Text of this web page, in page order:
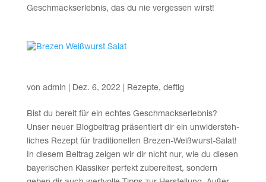
Geschmacks­er­leb­nis, das du nie ver­ges­sen wirst!
von admin Dez. 6, 2022 Rezepte, deftig
Bist du bereit für ein ech­tes Geschmacks­er­leb­nis?
Unser neu­er Blog­bei­trag prä­sen­tiert dir ein unwi­der­steh­
li­ches Rezept für tra­di­tio­nel­len Bre­zen-Weiß­wurst-Salat!
In die­sem Bei­trag zei­gen wir dir nicht nur, wie du die­sen
baye­ri­schen Klas­si­ker per­fekt zube­rei­test, son­dern